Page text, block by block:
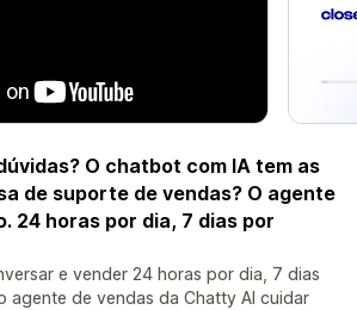
O chatbot com IA tem as
de suporte de vendas? O agente
24 horas por dia, 7 dias por
e vender 24 horas por dia, 7 dias
agente de vendas da Chatty AI cuidar